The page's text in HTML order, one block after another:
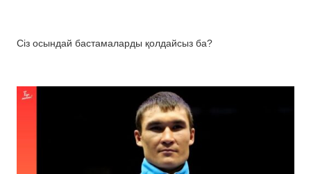
Сіз осындай бастамаларды қолдайсыз ба?